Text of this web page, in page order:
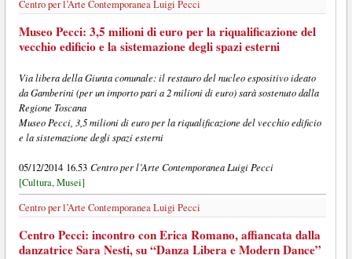
Centro per l’Arte Contemporanea Luigi Pecci
Museo Pecci: 3,5 milioni di euro per la riqualificazione del
vecchio edificio e la sistemazione degli spazi esterni
Via libera della Giunta comunale: il restauro del nucleo espositivo ideato
da Gamberini (per un importo pari a 2 milioni di euro) sarà sostenuto dalla
Regione Toscana
Museo Pecci, 3,5 milioni di euro per la riqualificazione del vecchio edificio
e la sistemazione degli spazi esterni
05/12/2014 16.53 Centro per l’Arte Contemporanea Luigi Pecci
[Cultura, Musei]
Centro per l’Arte Contemporanea Luigi Pecci
Centro Pecci: incontro con Erica Romano, affiancata dalla
danzatrice Sara Nesti, su “Danza Libera e Modern Dance”